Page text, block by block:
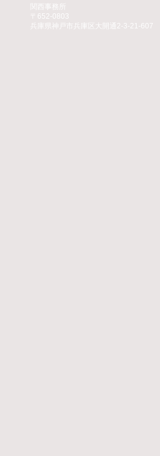
関西事務所
〒652-0803
兵庫県神戸市兵庫区大開通2-3-21-607